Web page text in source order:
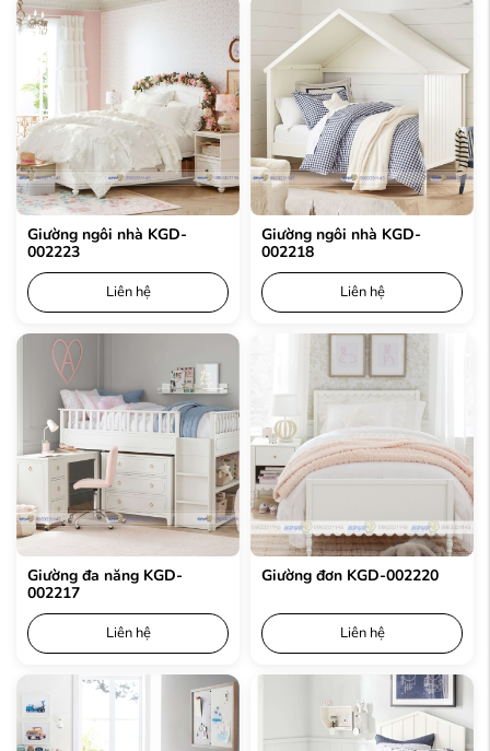
Giường ngôi nhà KGD-
002223
Liên hệ
Giường ngôi nhà KGD-
002218
Liên hệ
Giường đa năng KGD-
002217
Liên hệ
Giường đơn KGD-002220
Liên hệ